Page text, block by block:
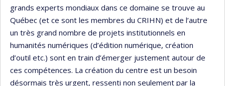
grands experts mondiaux dans ce domaine se trouve au
Québec (et ce sont les membres du CRIHN) et de l’autre
un très grand nombre de projets institutionnels en
humanités numériques (d’édition numérique, création
d’outil etc.) sont en train d’émerger justement autour de
ces compétences. La création du centre est un besoin
désormais très urgent, ressenti non seulement par la